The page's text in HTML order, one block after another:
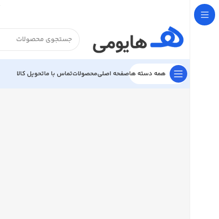
همه دسته هاصفحه اصلیمحصولاتتماس با ماتحویل کالا